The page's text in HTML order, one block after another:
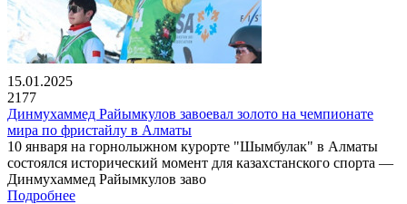
15.01.2025
2177
Динмухаммед Райымкулов завоевал золото на чемпионате
мира по фристайлу в Алматы
10 января на горнолыжном курорте "Шымбулак" в Алматы
состоялся исторический момент для казахстанского спорта —
Динмухаммед Райымкулов заво
Подробнее